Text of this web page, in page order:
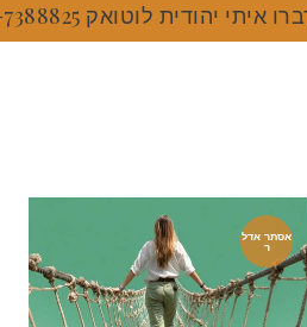
לוטואק 054-7388825.
אסתר אדל
ר